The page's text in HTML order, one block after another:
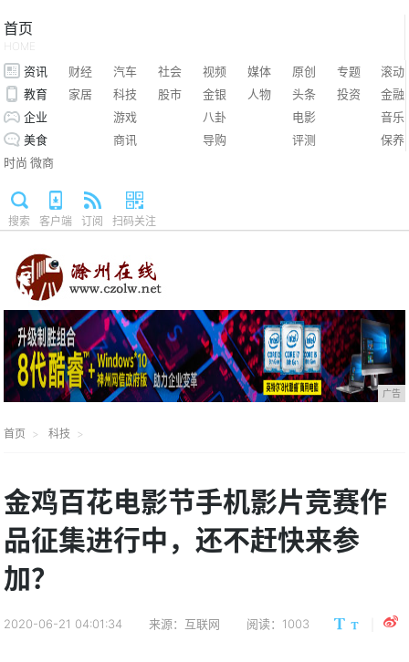
首页
HOME
资讯 财经 汽车 社会 视频 媒体 原创 专题
滚动
教育
家居 科技 股市 金银 人物 头条 投资
金融
企业
游戏 八卦 电影
音乐
美食
商讯 导购 评测
保养
时尚 微商
搜索 客户端 订阅 扫码关注
广告
首页 科技
金鸡百花电影节手机影片竞赛作
品征集进行中，还不赶快来参
加？
2020-06-21 04:01:34 来源：互联网 阅读：1003